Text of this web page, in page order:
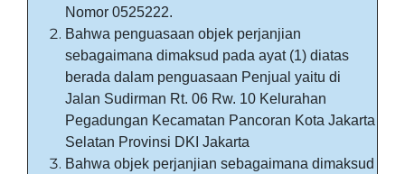
Nomor 0525222.
Bahwa penguasaan objek perjanjian
sebagaimana dimaksud pada ayat (1) diatas
berada dalam penguasaan Penjual yaitu di
Jalan Sudirman Rt. 06 Rw. 10 Kelurahan
Pegadungan Kecamatan Pancoran Kota Jakarta
Selatan Provinsi DKI Jakarta
Bahwa objek perjanjian sebagaimana dimaksud